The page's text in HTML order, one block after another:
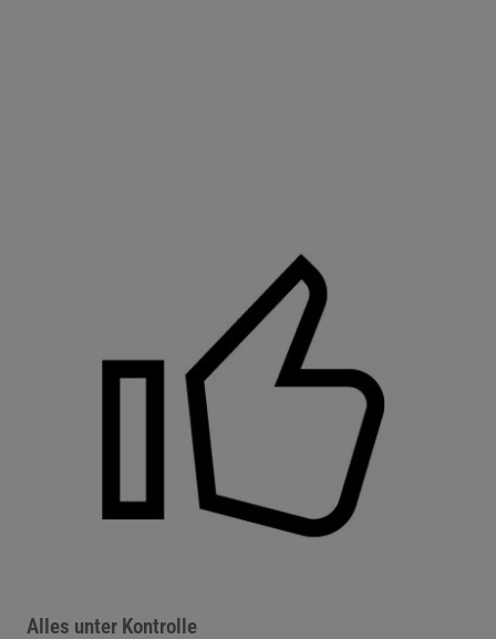
Alles unter Kontrolle